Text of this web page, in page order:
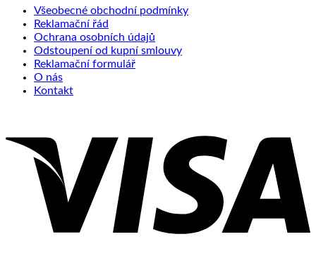
Všeobecné obchodní podmínky
Reklamační řád
Ochrana osobních údajů
Odstoupení od kupní smlouvy
Reklamační formulář
O nás
Kontakt